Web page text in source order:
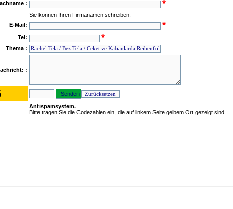
: *
Sie können Ihren Firmanamen schreiben.
E-Mail:
*
Tel: *
Thema :
:
Antispamsystem.
Bitte tragen Sie die Codezahlen ein, die auf linkem Seite gelbem Ort gezeigt sind